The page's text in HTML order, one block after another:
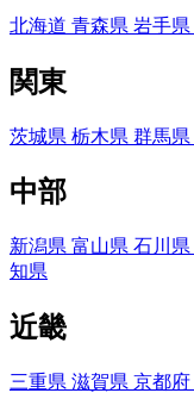
北海道 青森県 岩手県
関東
茨城県 栃木県 群馬県
中部
新潟県 富山県 石川県
知県
近畿
三重県 滋賀県 京都府